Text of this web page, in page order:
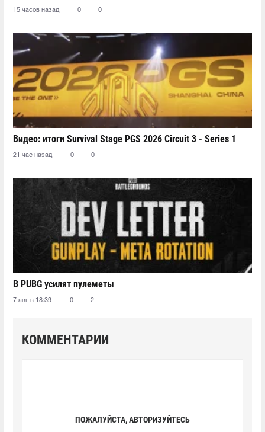
15 часов назад 0 0
Видео: итоги Survival Stage PGS 2026 Circuit 3 - Series 1
21 час назад 0 0
В PUBG усилят пулеметы
7 авг в 18:39 0 2
КОММЕНТАРИИ
ПОЖАЛУЙСТА, АВТОРИЗУЙТЕСЬ